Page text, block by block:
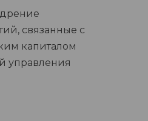
связанные с
капиталом
управления